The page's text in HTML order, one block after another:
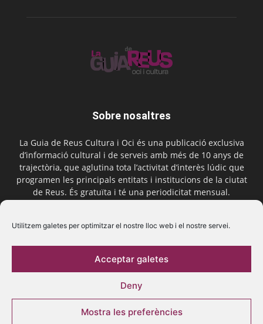
Utilitzem galetes per optimitzar el nostre lloc web i el nostre servei.
Acceptar galetes
Deny
Mostra les preferències
Sobre nosaltres
La Guia de Reus Cultura i Oci és una publicació exclusiva
d’informació cultural i de serveis amb més de 10 anys de
trajectòria, que aglutina tota l’activitat d’interès lúdic que
programen les principals entitats i institucions de la ciutat
de Reus. És gratuïta i té una periodicitat mensual.
Segueix-nos